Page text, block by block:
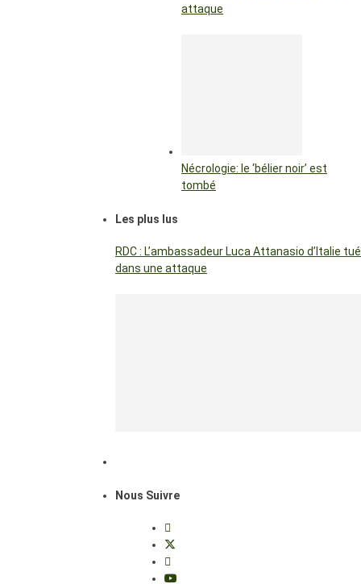
attaque
Nécrologie: le ‘bélier noir’ est
tombé
Les plus lus
RDC : L’ambassadeur Luca Attanasio d’Italie tué
dans une attaque
Nous Suivre